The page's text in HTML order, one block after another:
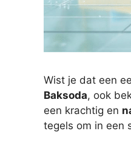
Wist je dat een
Baksoda, ook
een krachtig en
tegels om in een